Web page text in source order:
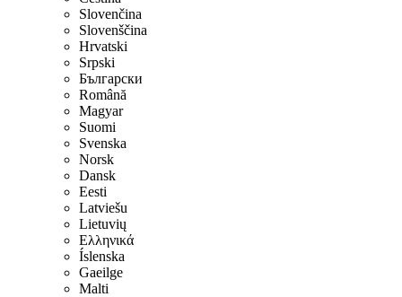
Slovenčina
Slovenščina
Hrvatski
Srpski
Български
Română
Magyar
Suomi
Svenska
Norsk
Dansk
Eesti
Latviešu
Lietuvių
Ελληνικά
Íslenska
Gaeilge
Malti